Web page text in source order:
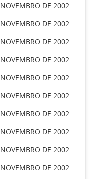
DE 2002
DE 2002
DE 2002
DE 2002
DE 2002
DE 2002
DE 2002
DE 2002
DE 2002
DE 2002